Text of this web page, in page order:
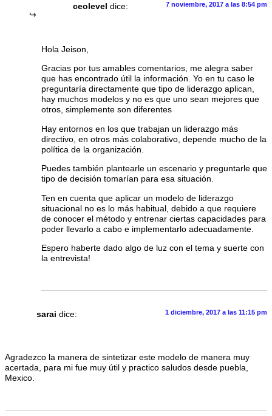
ceolevel dice: 7 noviembre, 2017 a las 8:54 pm
Hola Jeison,
Gracias por tus amables comentarios, me alegra saber
que has encontrado útil la información. Yo en tu caso le
preguntaría directamente que tipo de liderazgo aplican,
hay muchos modelos y no es que uno sean mejores que
otros, simplemente son diferentes
Hay entornos en los que trabajan un liderazgo más
directivo, en otros más colaborativo, depende mucho de la
política de la organización.
Puedes también plantearle un escenario y preguntarle que
tipo de decisión tomarían para esa situación.
Ten en cuenta que aplicar un modelo de liderazgo
situacional no es lo más habitual, debido a que requiere
de conocer el método y entrenar ciertas capacidades para
poder llevarlo a cabo e implementarlo adecuadamente.
Espero haberte dado algo de luz con el tema y suerte con
la entrevista!
sarai dice: 1 diciembre, 2017 a las 11:15 pm
Agradezco la manera de sintetizar este modelo de manera muy
acertada, para mi fue muy útil y practico saludos desde puebla,
Mexico.